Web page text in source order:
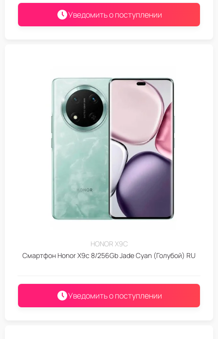
Уведомить о поступлении
HONOR X9C
Смартфон Honor X9c 8/256Gb Jade Cyan (Голубой) RU
Уведомить о поступлении